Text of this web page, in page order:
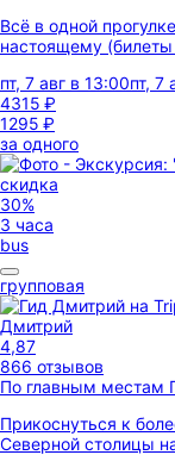
Всё в одной
настоящему
пт, 7 авг в 13:00пт, 7
4315 ₽
1295 ₽
за одного
скидка
30%
3 часа
bus
групповая
Дмитрий
4,87
866 отзывов
По главным местам
Прикоснуться к
Северной столицы